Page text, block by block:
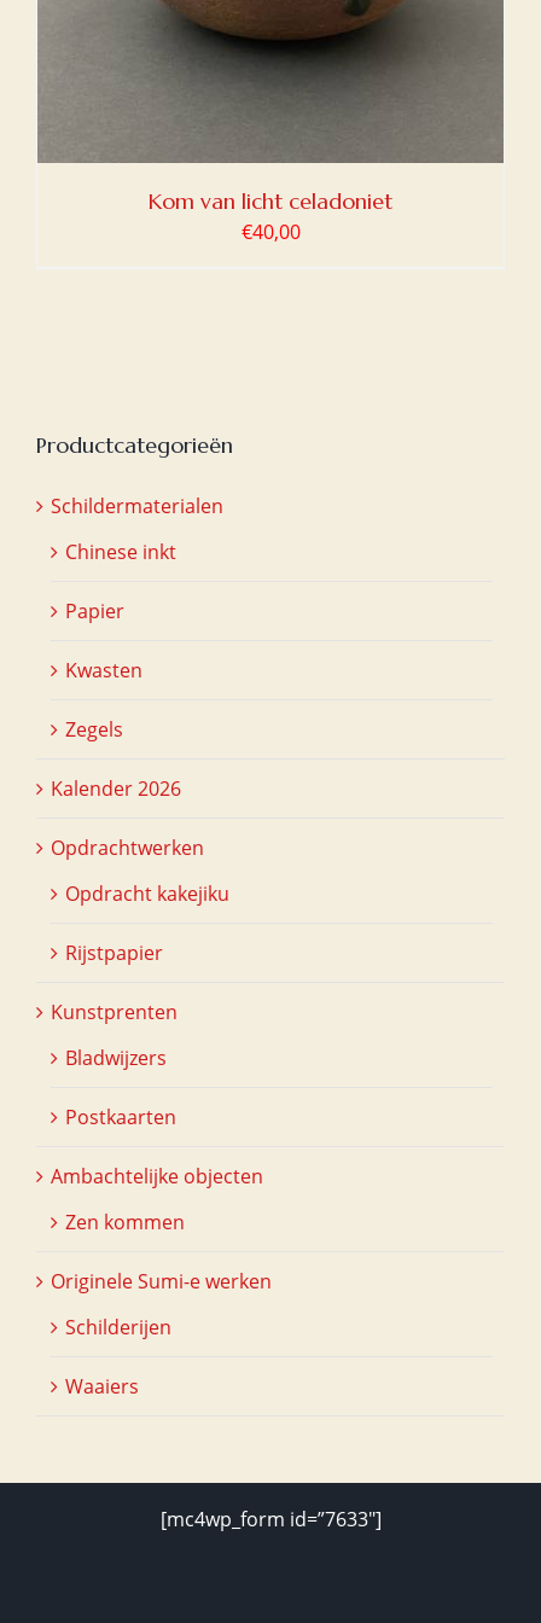
Kom van licht celadoniet
€40,00
Productcategorieën
Schildermaterialen
Chinese inkt
Papier
Kwasten
Zegels
Kalender 2026
Opdrachtwerken
Opdracht kakejiku
Rijstpapier
Kunstprenten
Bladwijzers
Postkaarten
Ambachtelijke objecten
Zen kommen
Originele Sumi-e werken
Schilderijen
Waaiers
[mc4wp_form id=”7633″]